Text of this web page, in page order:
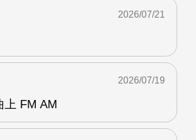
2026/07/21
上 FM AM
2026/07/19